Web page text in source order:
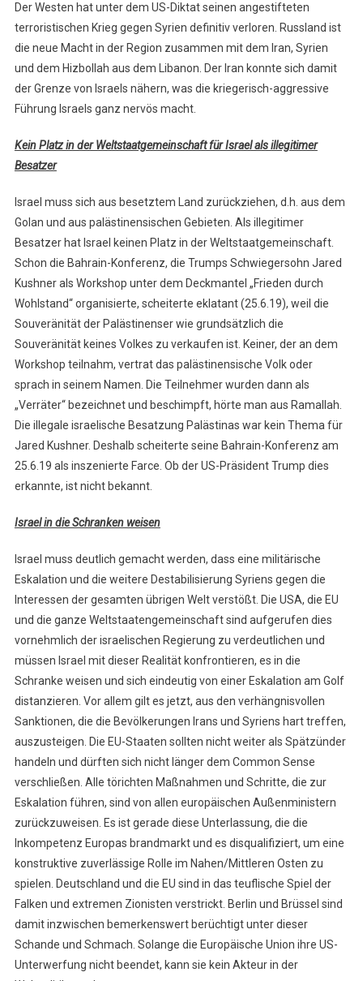
Der Westen hat unter dem US-Diktat seinen angestifteten
terroristischen Krieg gegen Syrien definitiv verloren. Russland ist
die neue Macht in der Region zusammen mit dem Iran, Syrien
und dem Hizbollah aus dem Libanon. Der Iran konnte sich damit
der Grenze von Israels nähern, was die kriegerisch-aggressive
Führung Israels ganz nervös macht.
Kein Platz in der Weltstaatgemeinschaft für Israel als illegitimer
Besatzer
Israel muss sich aus besetztem Land zurückziehen, d.h. aus dem
Golan und aus palästinensischen Gebieten. Als illegitimer
Besatzer hat Israel keinen Platz in der Weltstaatgemeinschaft.
Schon die Bahrain-Konferenz, die Trumps Schwiegersohn Jared
Kushner als Workshop unter dem Deckmantel „Frieden durch
Wohlstand“ organisierte, scheiterte eklatant (25.6.19), weil die
Souveränität der Palästinenser wie grundsätzlich die
Souveränität keines Volkes zu verkaufen ist. Keiner, der an dem
Workshop teilnahm, vertrat das palästinensische Volk oder
sprach in seinem Namen. Die Teilnehmer wurden dann als
„Verräter“ bezeichnet und beschimpft, hörte man aus Ramallah.
Die illegale israelische Besatzung Palästinas war kein Thema für
Jared Kushner. Deshalb scheiterte seine Bahrain-Konferenz am
25.6.19 als inszenierte Farce. Ob der US-Präsident Trump dies
erkannte, ist nicht bekannt.
Israel in die Schranken weisen
Israel muss deutlich gemacht werden, dass eine militärische
Eskalation und die weitere Destabilisierung Syriens gegen die
Interessen der gesamten übrigen Welt verstößt. Die USA, die EU
und die ganze Weltstaatengemeinschaft sind aufgerufen dies
vornehmlich der israelischen Regierung zu verdeutlichen und
müssen Israel mit dieser Realität konfrontieren, es in die
Schranke weisen und sich eindeutig von einer Eskalation am Golf
distanzieren. Vor allem gilt es jetzt, aus den verhängnisvollen
Sanktionen, die die Bevölkerungen Irans und Syriens hart treffen,
auszusteigen. Die EU-Staaten sollten nicht weiter als Spätzünder
handeln und dürften sich nicht länger dem Common Sense
verschließen. Alle törichten Maßnahmen und Schritte, die zur
Eskalation führen, sind von allen europäischen Außenministern
zurückzuweisen. Es ist gerade diese Unterlassung, die die
Inkompetenz Europas brandmarkt und es disqualifiziert, um eine
konstruktive zuverlässige Rolle im Nahen/Mittleren Osten zu
spielen. Deutschland und die EU sind in das teuflische Spiel der
Falken und extremen Zionisten verstrickt. Berlin und Brüssel sind
damit inzwischen bemerkenswert berüchtigt unter dieser
Schande und Schmach. Solange die Europäische Union ihre US-
Unterwerfung nicht beendet, kann sie kein Akteur in der